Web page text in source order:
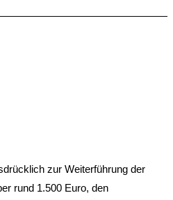
zur Weiterführung der
rund 1.500 Euro, den